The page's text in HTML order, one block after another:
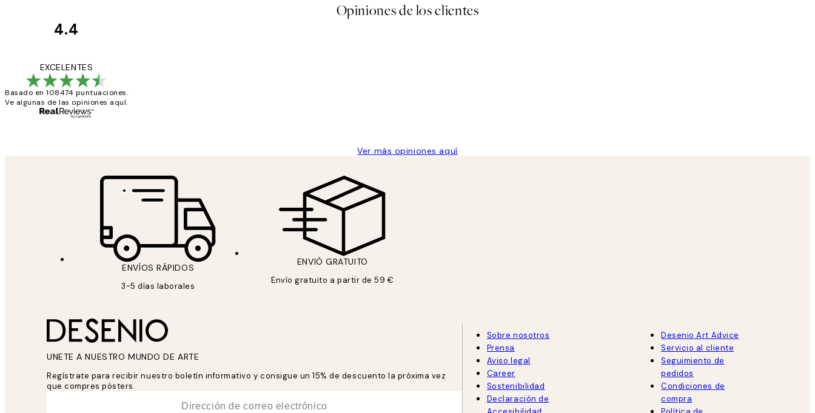
Opiniones de los clientes
4.4
EXCELENTES
Basado en 108474 puntuaciones.
Ve algunas de las opiniones aquí.
Ver más opiniones aquí
ENVÍOS RÁPIDOS
3-5 días laborales
ENVIÓ GRATUITO
Envío gratuito a partir de 59 €
UNETE A NUESTRO MUNDO DE ARTE
Regístrate para recibir nuestro boletín informativo y consigue un 15% de descuento la próxima vez
que compres pósters.
Sobre nosotros
Prensa
Aviso legal
Career
Sostenibilidad
Declaración de
Desenio Art Advice
Servicio al cliente
Seguimiento de
pedidos
Condiciones de
compra